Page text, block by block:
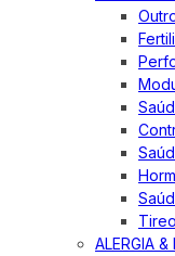
ALERGIA &